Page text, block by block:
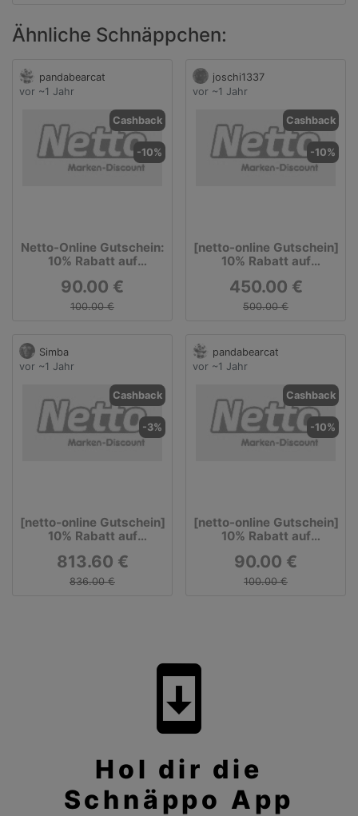
Ähnliche Schnäppchen:
pandabearcat
vor ~1 Jahr
Cashback
-10%
Netto-Online Gutschein:
10% Rabatt auf
Lieferanten Schuss
Elektro
90.00 €
100.00 €
joschi1337
vor ~1 Jahr
Cashback
-10%
[netto-online Gutschein]
10% Rabatt auf
Artikel
450.00 €
500.00 €
Simba
vor ~1 Jahr
Cashback
-3%
[netto-online Gutschein]
10% Rabatt auf
Artikel - z.B. iPad Pro
2020
813.60 €
836.00 €
pandabearcat
vor ~1 Jahr
Cashback
-10%
[netto-online Gutschein]
10% Rabatt auf
Küchenartikel
90.00 €
100.00 €
system_update
Hol dir die
Schnäppo App